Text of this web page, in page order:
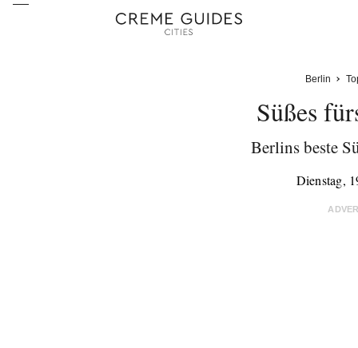
Berlin
Süßes
Berlins beste
Dienstag,